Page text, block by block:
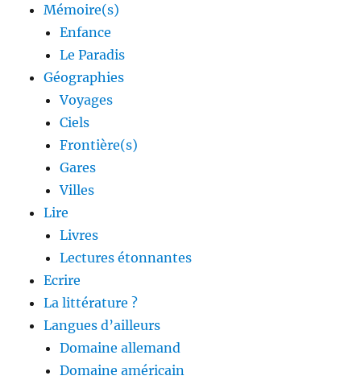
Mémoire(s)
Enfance
Le Paradis
Géographies
Voyages
Ciels
Frontière(s)
Gares
Villes
Lire
Livres
Lectures étonnantes
Ecrire
La littérature ?
Langues d’ailleurs
Domaine allemand
Domaine américain